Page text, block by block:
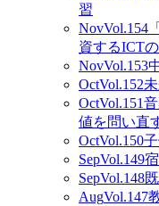
習
NovVol.154
資するICT
NovVol.153
OctVol.152
OctVol.151
値を問い直
OctVol.150
SepVol.149
SepVol.148
AugVol.147